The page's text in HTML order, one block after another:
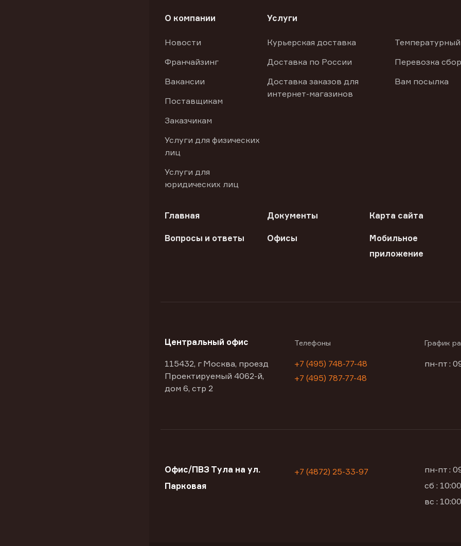
О компании
Новости
Франчайзинг
Вакансии
Поставщикам
Заказчикам
Услуги для физических
лиц
Услуги для
юридических лиц
Услуги
Курьерская доставка
Доставка по России
Доставка заказов для
интернет-магазинов
Перевозка
Вам посылка
Главная Документы Карта сайта
Вопросы и ответы Офисы
Мобильное
приложение
Центральный офис
115432, г Москва, проезд
Проектируемый 4062-й,
дом 6, стр 2
Телефоны
+7 (495) 748-77-48
+7 (495) 787-77-48
График
пн-пт :
Офис/ПВЗ Тула на ул.
Парковая
+7 (4872) 25-33-97
пн-пт :
сб :
вс :